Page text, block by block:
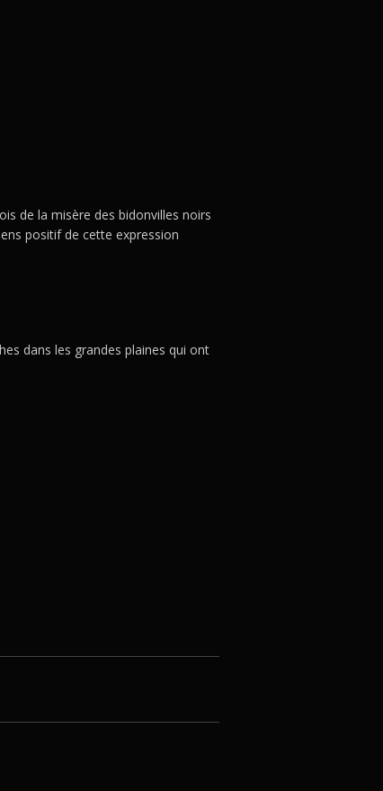
de la misère des bidonvilles noirs
positif de cette expression
dans les grandes plaines qui ont